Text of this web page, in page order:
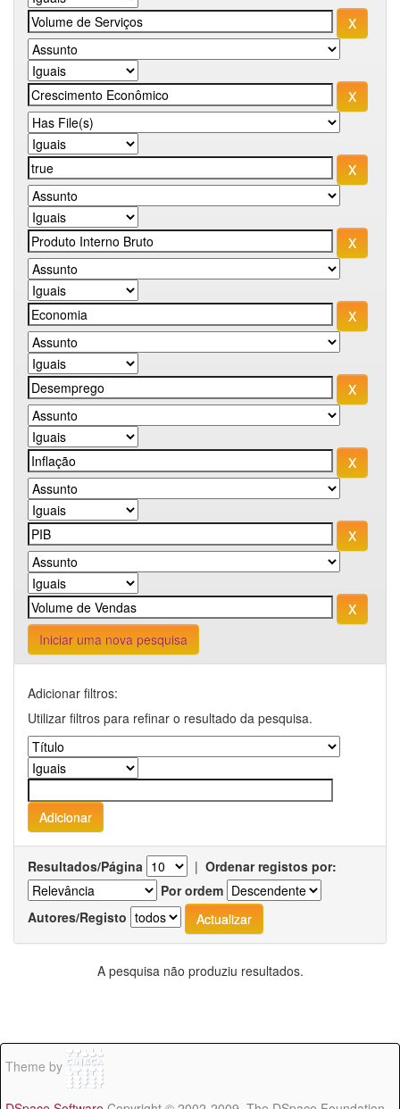
Iniciar uma nova pesquisa
Adicionar filtros:
Utilizar filtros para refinar o resultado da pesquisa.
Resultados/Página | Ordenar registos por:
Por ordem
Autores/Registo
A pesquisa não produziu resultados.
Theme by